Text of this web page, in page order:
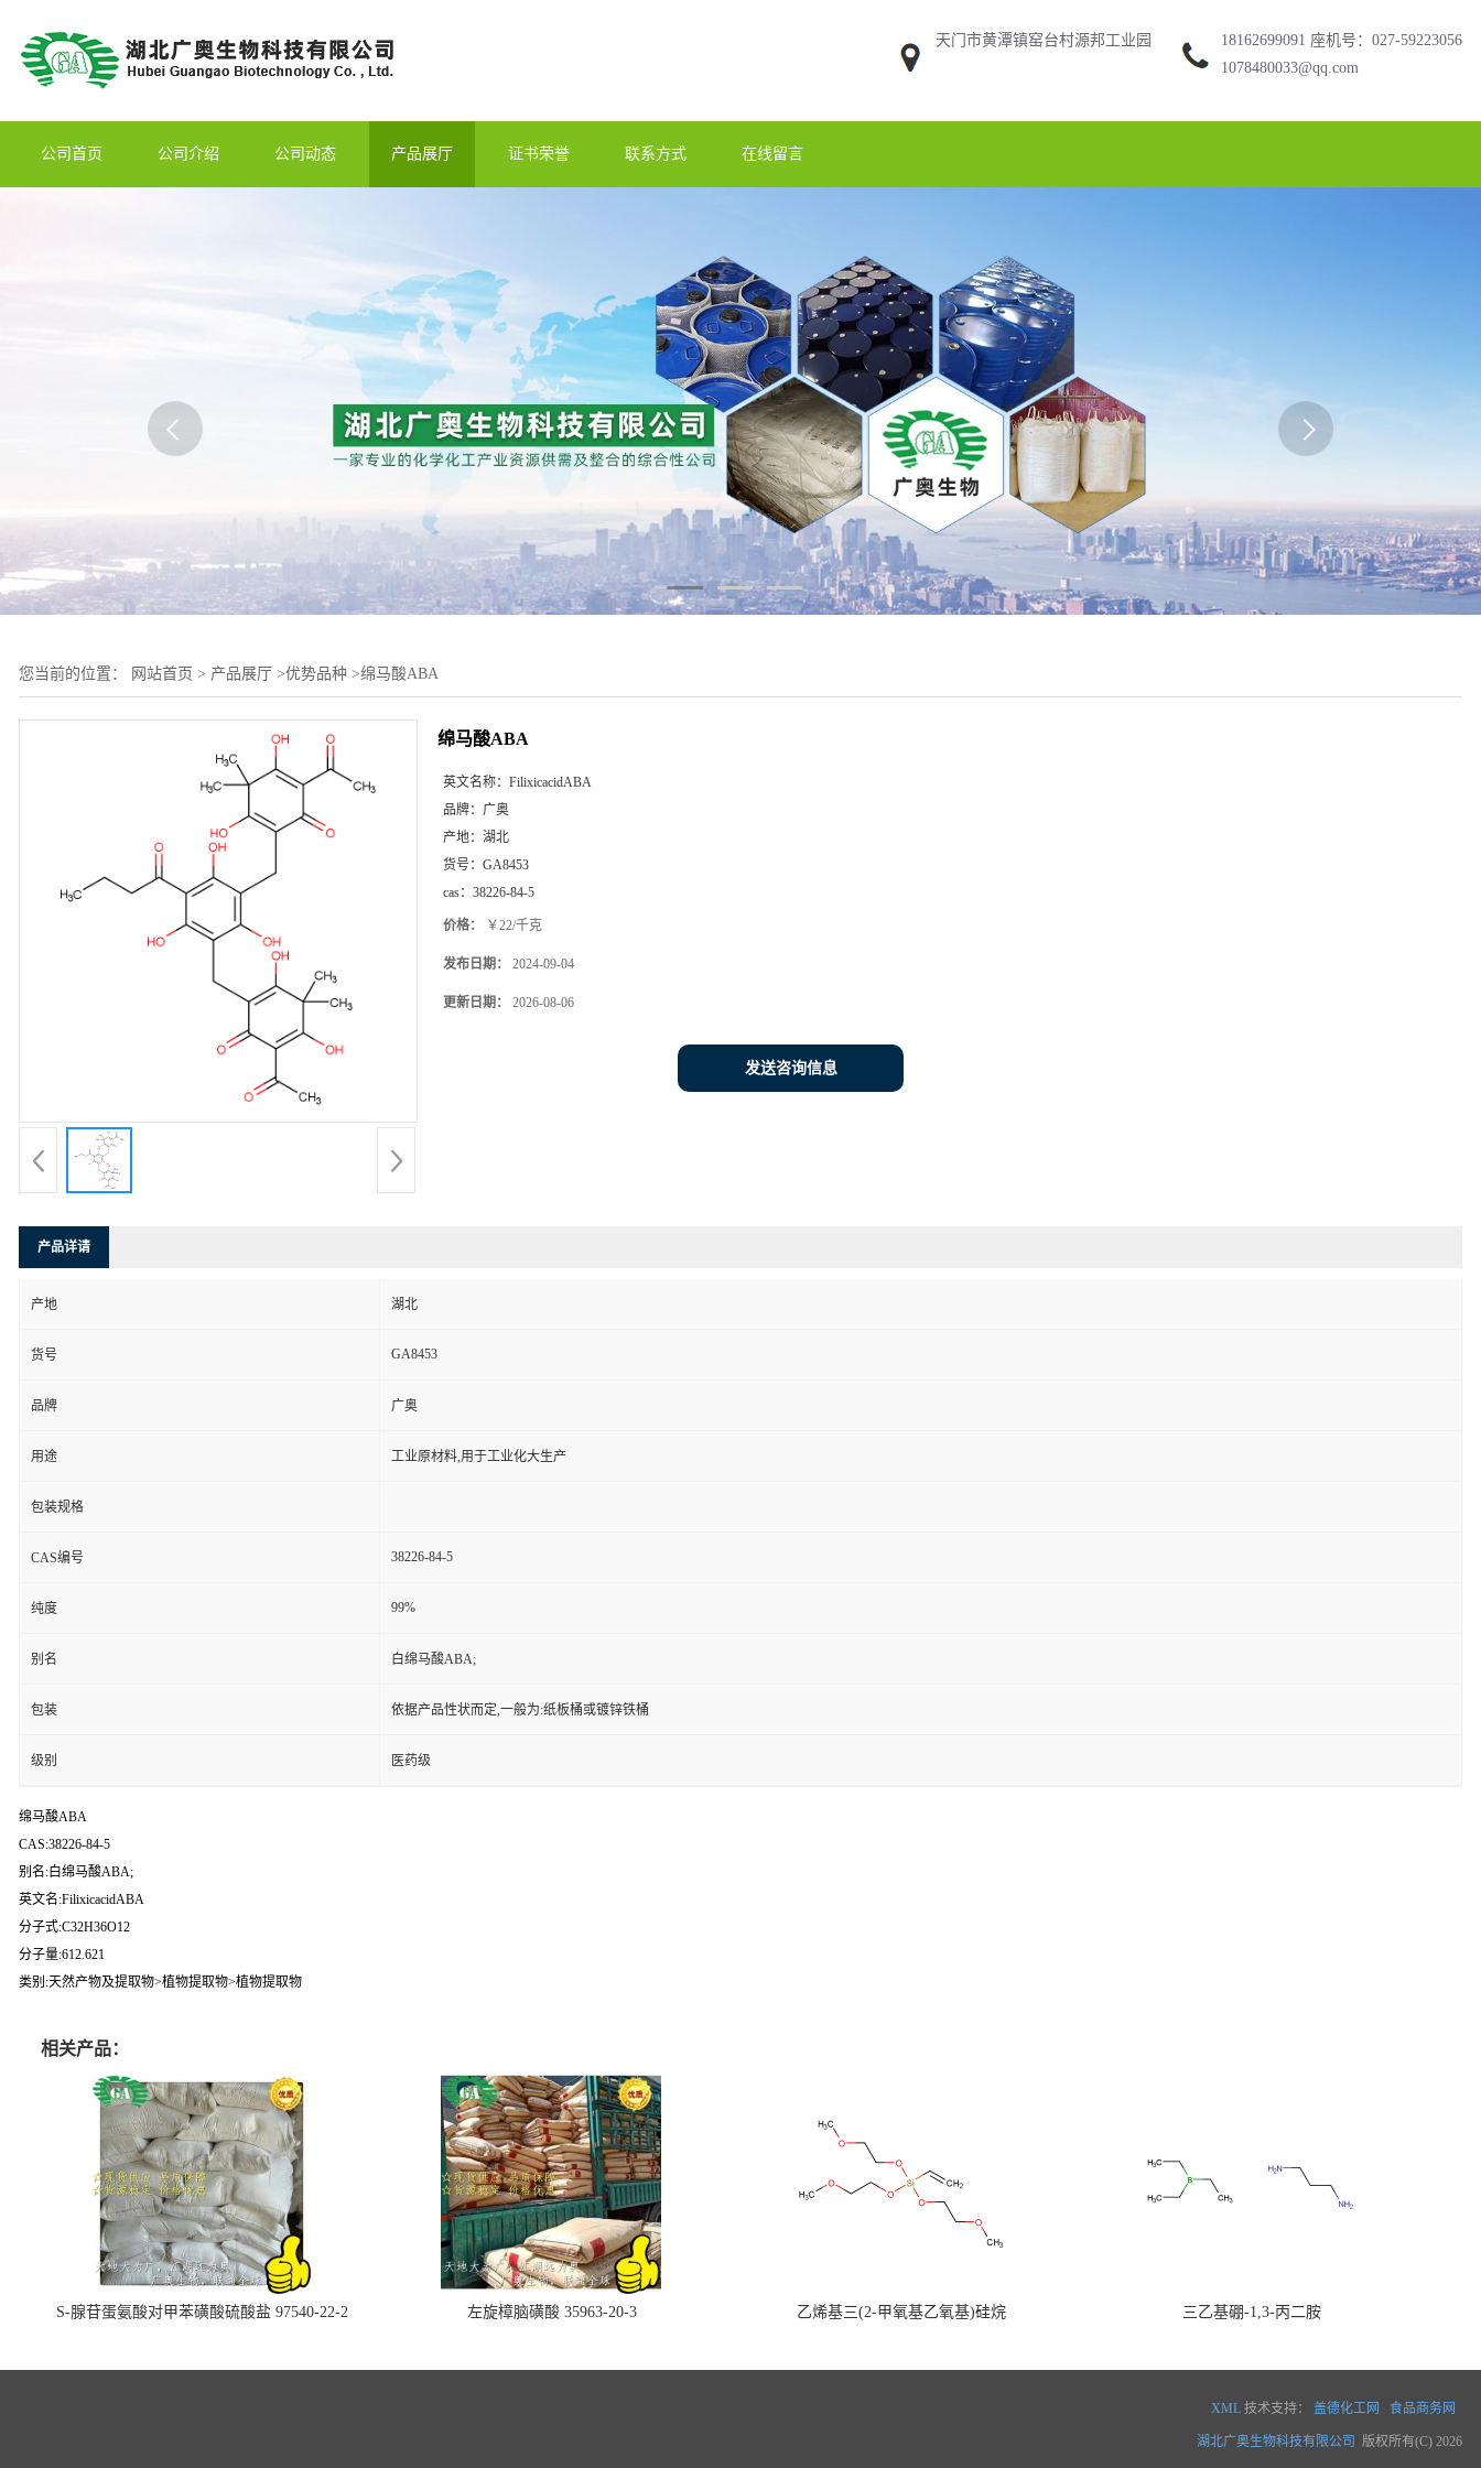
天门市黄潭镇窑台村源邦工业园
18162699091 座机号：027-59223056
1078480033@qq.com
公司首页 公司介绍 公司动态 产品展厅 证书荣誉 联系方式 在线留言
您当前的位置： 网站首页 > 产品展厅 >优势品种 >绵马酸ABA
绵马酸ABA
英文名称： FilixicacidABA
品牌： 广奥
产地： 湖北
货号： GA8453
cas： 38226-84-5
价格： ￥22/千克
发布日期： 2024-09-04
更新日期： 2026-08-06
发送咨询信息
产品详请
产地 湖北
货号 GA8453
品牌 广奥
用途 工业原材料,用于工业化大生产
包装规格
CAS编号 38226-84-5
纯度 99%
别名 白绵马酸ABA;
包装 依据产品性状而定,一般为:纸板桶或镀锌铁桶
级别 医药级
绵马酸ABA
CAS:38226-84-5
别名:白绵马酸ABA;
英文名:FilixicacidABA
分子式:C32H36O12
分子量:612.621
类别:天然产物及提取物>植物提取物>植物提取物
相关产品：
S-腺苷蛋氨酸对甲苯磺酸硫酸盐 97540-22-2 左旋樟脑磺酸 35963-20-3 乙烯基三(2-甲氧基乙氧基)硅烷 三乙基硼-1,3-丙二胺
XML 技术支持： 盖德化工网 食品商务网
湖北广奥生物科技有限公司 版权所有(C) 2026